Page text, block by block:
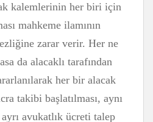
kalemlerinin her biri için
mahkeme ilamının
zarar verir. Her ne
da alacaklı tarafından
her bir alacak
takibi başlatılması, aynı
avukatlık ücreti talep